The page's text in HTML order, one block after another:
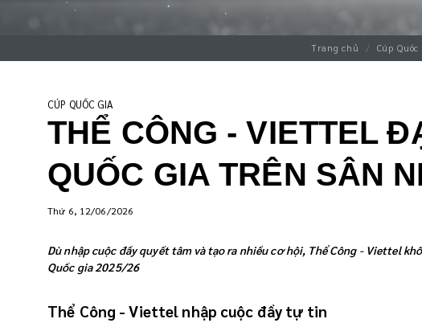
Trang chủ Cúp Quốc
CÚP QUỐC GIA
THỂ CÔNG - VIETTEL
QUỐC GIA TRÊN SÂN
Thứ 6, 12/06/2026
Dù nhập cuộc đầy quyết tâm và tạo ra nhiều cơ hội, Thể Công - Viettel
Quốc gia 2025/26
Thể Công - Viettel nhập cuộc đầy tự tin